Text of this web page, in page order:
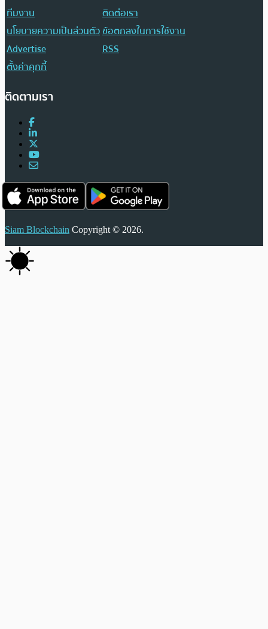
ทีมงาน
ติดต่อเรา
นโยบายความเป็นส่วนตัวข้อตกลงในการใช้งาน
Advertise
RSS
ตั้งค่าคุกกี้
ติดตามเรา
Siam Blockchain Copyright © 2026.